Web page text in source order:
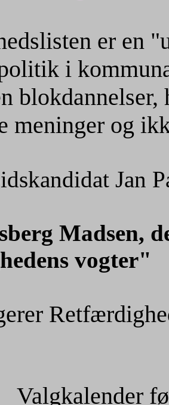
er en
i
meninger og
Jan
Madsen,
vogter"
Valgkalender